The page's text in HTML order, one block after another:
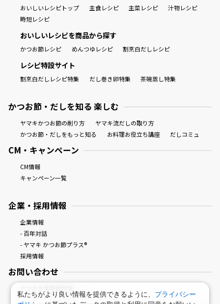
おいしいレシピトップ 主食レシピ 主菜レシピ
汁物レシピ
時短レシピ
おいしいレシピを商品から探す
かつお節レシピ めんつゆレシピ 割烹白だしレシピ
レシピ特設サイト
割烹白だしレシピ特集 だし巻き卵特集 茶碗蒸し特集
かつお節・だしを知る 楽しむ
ヤマキかつお節の削り方
ヤマキ流だしの取り方
かつお節・だしをもっと知る
お料理お役立ち講座 だしコミュ
CM・キャンペーン
CM情報
キャンペーン一覧
企業・採用情報
企業情報
- 百年対話
- ヤマキ かつお節プラス®
採用情報
お問い合わせ
私たちがより良い情報を提供できるように、 プライバシー